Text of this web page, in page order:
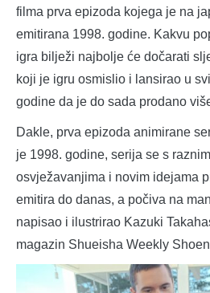
filma prva epizoda kojega je na
emitirana 1998. godine. Kakvu
igra bilježi najbolje će dočarati
koji je igru osmislio i lansirao u
godine da je do sada prodano
Dakle, prva epizoda animirane
je 1998. godine, serija se s
osvježavanjima i novim idejama
emitira do danas, a počiva na
napisao i ilustrirao Kazuki
magazin Shueisha Weekly